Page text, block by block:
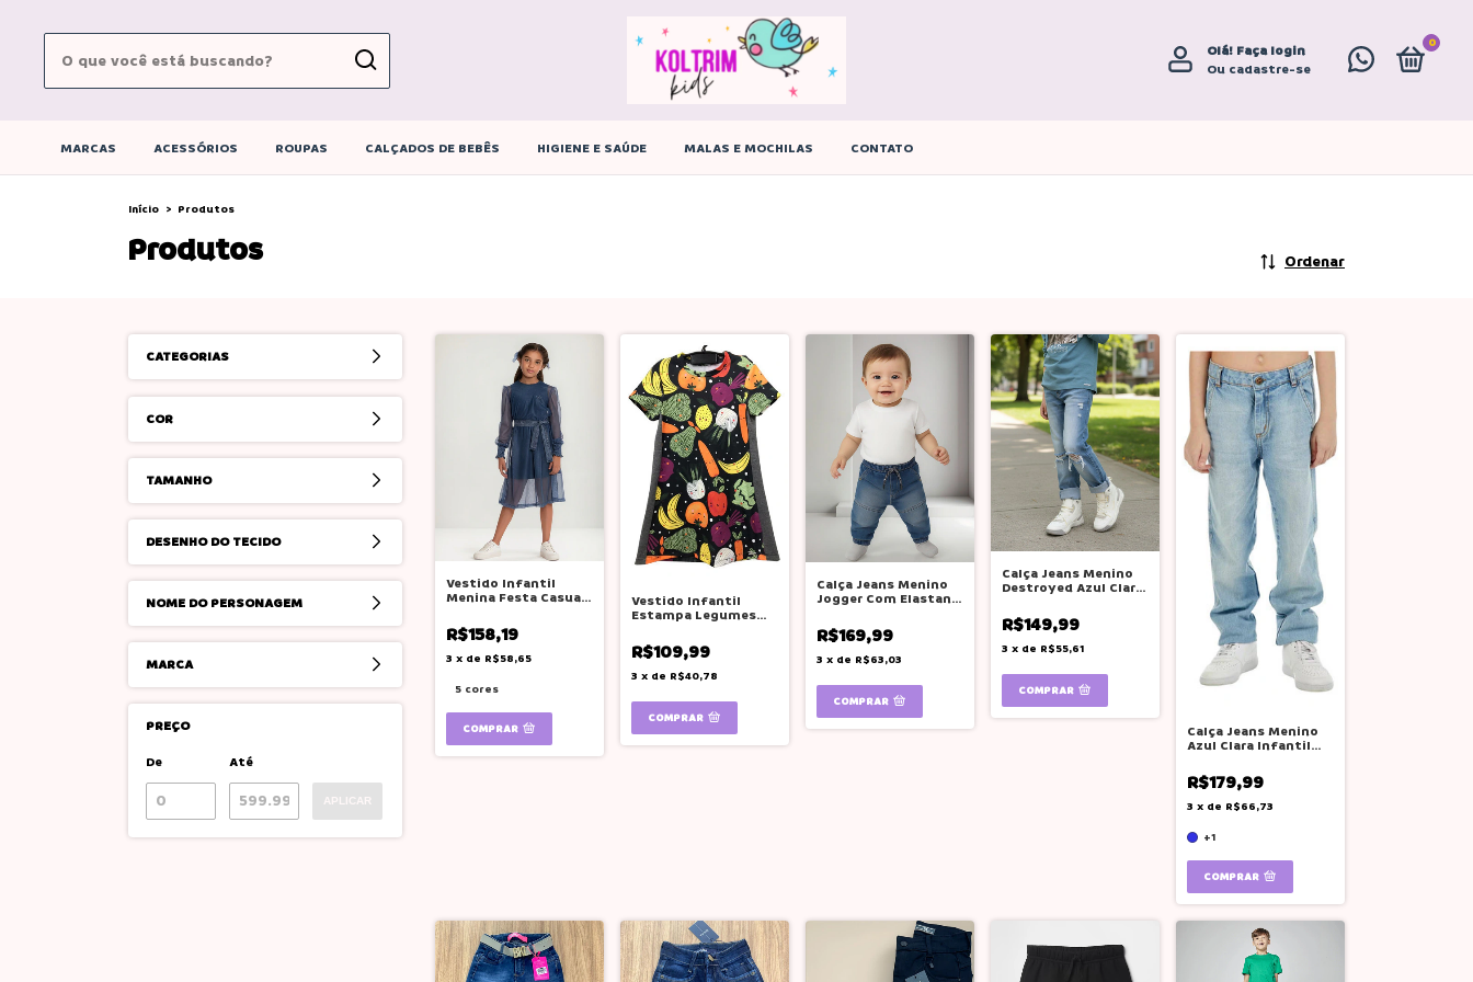
Olá! Faça login
Ou cadastre-se
0
MARCAS ACESSÓRIOS ROUPAS CALÇADOS DE BEBÊS HIGIENE E SAÚDE MALAS E MOCHILAS CONTATO
Início > Produtos
Produtos Ordenar
CATEGORIAS
COR
TAMANHO
DESENHO DO TECIDO
NOME DO PERSONAGEM
MARCA
PREÇO
De
Até
APLICAR
Vestido Infantil
Menina Festa Casual
R$158,19
3 x de R$58,65
5 cores
COMPRAR
Vestido Infantil
Estampa Legumes
R$109,99
3 x de R$40,78
COMPRAR
Calça Jeans Menino
Jogger Com Elastano
R$169,99
3 x de R$63,03
COMPRAR
Calça Jeans Menino
Destroyed Azul Claro
R$149,99
3 x de R$55,61
COMPRAR
Calça Jeans Menino
Azul Clara Infantil
R$179,99
3 x de R$66,73
+1
COMPRAR